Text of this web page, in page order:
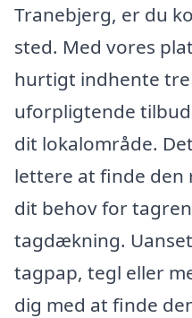
Tranebjerg, er du
sted. Med vores
hurtigt indhente
uforpligtende
dit lokalområde.
lettere at finde
dit behov for
tagdækning.
tagpap, tegl eller
dig med at finde